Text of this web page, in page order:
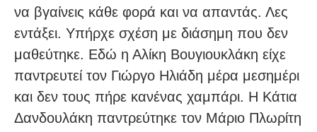
να βγαίνεις κάθε φορά και να απαντάς. Λες
εντάξει. Υπήρχε σχέση με διάσημη που δεν
μαθεύτηκε. Εδώ η Αλίκη Βουγιουκλάκη είχε
παντρευτεί τον Γιώργο Ηλιάδη μέρα μεσημέρι
και δεν τους πήρε κανένας χαμπάρι. Η Κάτια
Δανδουλάκη παντρεύτηκε τον Μάριο Πλωρίτη